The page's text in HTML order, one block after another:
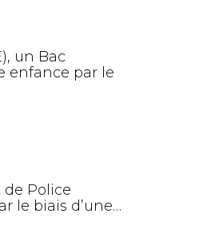
un Bac
enfance par le
Police
le biais d’une…